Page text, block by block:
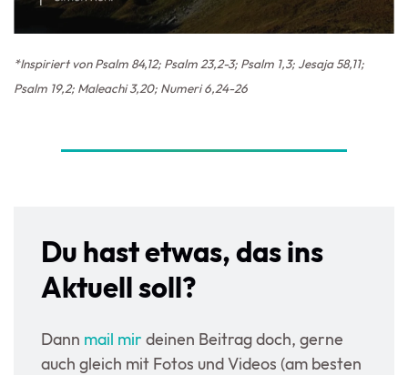
*Inspiriert von Psalm 84,12; Psalm 23,2-3; Psalm 1,3; Jesaja 58,11;
Psalm 19,2; Maleachi 3,20; Numeri 6,24-26
Du hast etwas, das ins
Aktuell soll?
Dann mail mir deinen Beitrag doch, gerne
auch gleich mit Fotos und Videos (am besten